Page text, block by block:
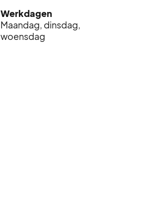
Werkdagen
Maandag, dinsdag,
woensdag